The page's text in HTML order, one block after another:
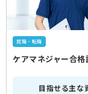
就職・転職
ケアマネジャー合格
目指せる主な